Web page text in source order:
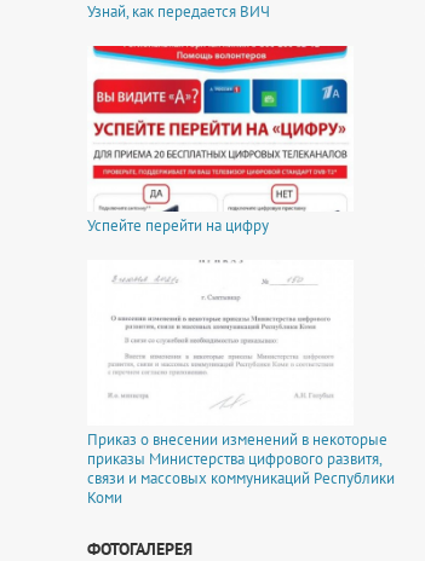
Узнай, как передается ВИЧ
Успейте перейти на цифру
Приказ о внесении изменений в некоторые
приказы Министерства цифрового развитя,
связи и массовых коммуникаций Республики
Коми
ФОТОГАЛЕРЕЯ